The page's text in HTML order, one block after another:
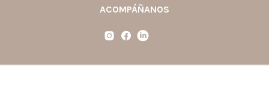
ACOMPÁÑANOS